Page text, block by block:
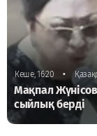
Кеше, 16:20 •
Мақпал
сыйлық берді